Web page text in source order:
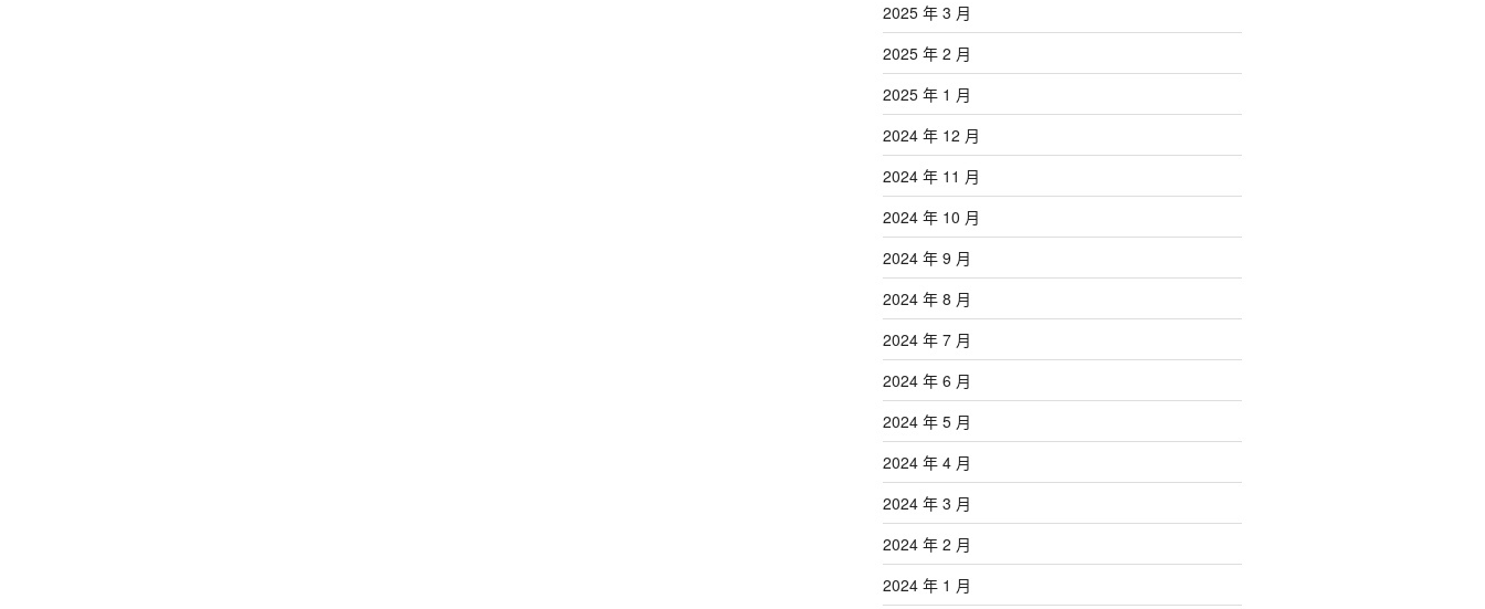
2025 年 3 月
2025 年 2 月
2025 年 1 月
2024 年 12 月
2024 年 11 月
2024 年 10 月
2024 年 9 月
2024 年 8 月
2024 年 7 月
2024 年 6 月
2024 年 5 月
2024 年 4 月
2024 年 3 月
2024 年 2 月
2024 年 1 月